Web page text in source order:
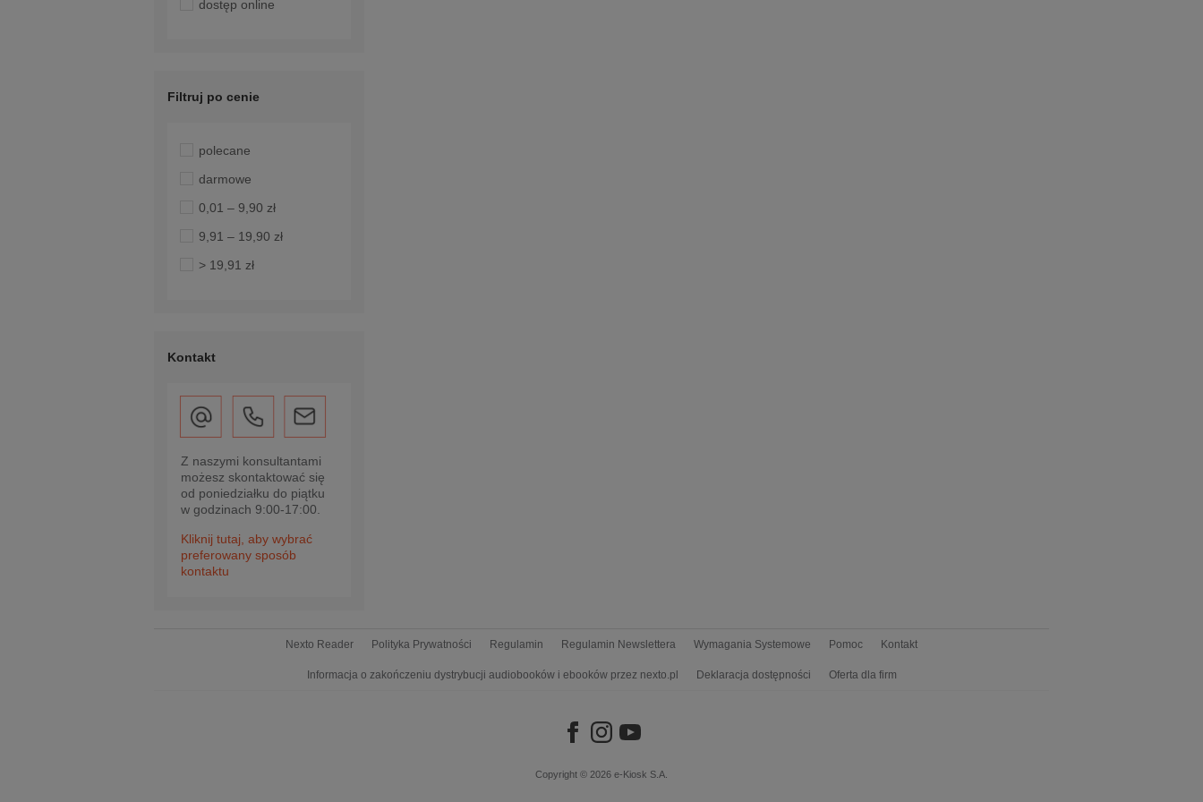
dostęp online
Filtruj po cenie
polecane
darmowe
0,01 – 9,90 zł
9,91 – 19,90 zł
> 19,91 zł
Kontakt
Z naszymi konsultantami
możesz skontaktować się
od poniedziałku do piątku
w godzinach 9:00-17:00.
Kliknij tutaj, aby wybrać
preferowany sposób
kontaktu
Nexto Reader Polityka Prywatności Regulamin Regulamin Newslettera Wymagania Systemowe Pomoc Kontakt
Informacja o zakończeniu dystrybucji audiobooków i ebooków przez nexto.pl Deklaracja dostępności Oferta dla firm
Copyright © 2026 e-Kiosk S.A.